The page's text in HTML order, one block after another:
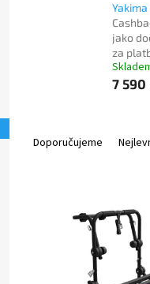
jako
za
7 590
Doporučujeme